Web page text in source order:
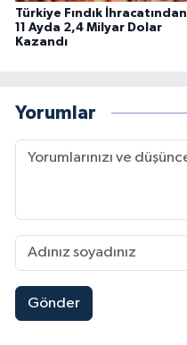
Türkiye Fındık İhracatından
11 Ayda 2,4 Milyar Dolar
Kazandı
Yorumlar
Gönder